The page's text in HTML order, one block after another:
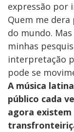
expressão por
Quem me
do mundo.
minhas
interpretação
pode se
A música
público cada
agora